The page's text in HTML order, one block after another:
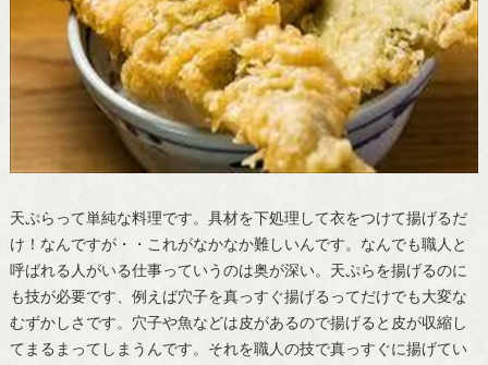
天ぷらって単純な料理です。具材を下処理して衣をつけて揚げるだ
け！なんですが・・これがなかなか難しいんです。なんでも職人と
呼ばれる人がいる仕事っていうのは奥が深い。天ぷらを揚げるのに
も技が必要です、例えば穴子を真っすぐ揚げるってだけでも大変な
むずかしさです。穴子や魚などは皮があるので揚げると皮が収縮し
てまるまってしまうんです。それを職人の技で真っすぐに揚げてい